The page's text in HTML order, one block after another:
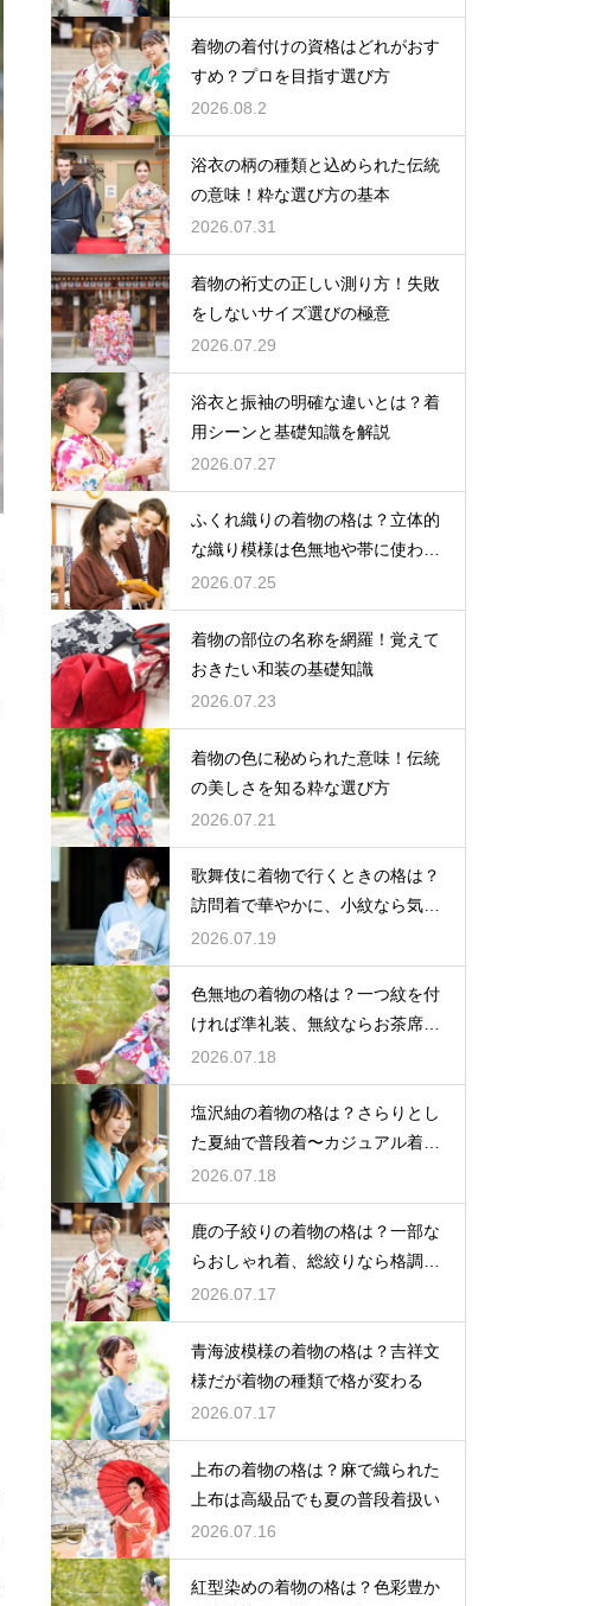
着物の着付けの資格はどれがおす
すめ？プロを目指す選び方
2026.08.2
浴衣の柄の種類と込められた伝統
の意味！粋な選び方の基本
2026.07.31
着物の裄丈の正しい測り方！失敗
をしないサイズ選びの極意
2026.07.29
浴衣と振袖の明確な違いとは？着
用シーンと基礎知識を解説
2026.07.27
ふくれ織りの着物の格は？立体的
な織り模様は色無地や帯に使われ
格は控えめ
2026.07.25
着物の部位の名称を網羅！覚えて
おきたい和装の基礎知識
2026.07.23
着物の色に秘められた意味！伝統
の美しさを知る粋な選び方
2026.07.21
歌舞伎に着物で行くときの格は？
訪問着で華やかに、小紋なら気軽
な観劇に
2026.07.19
色無地の着物の格は？一つ紋を付
ければ準礼装、無紋ならお茶席向
きの格
2026.07.18
塩沢紬の着物の格は？さらりとし
た夏紬で普段着〜カジュアル着物
として活躍
2026.07.18
鹿の子絞りの着物の格は？一部な
らおしゃれ着、総絞りなら格調高
い晴れ着に
2026.07.17
青海波模様の着物の格は？吉祥文
様だが着物の種類で格が変わる
2026.07.17
上布の着物の格は？麻で織られた
上布は高級品でも夏の普段着扱い
2026.07.16
紅型染めの着物の格は？色彩豊か